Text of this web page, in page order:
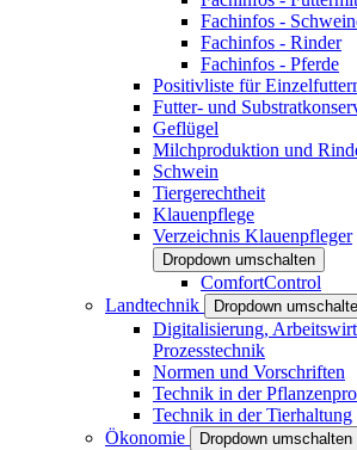
Fachinfos -
Fachinfos - Rinder
Fachinfos - Pferde
Positivliste für
Futter- und
Geflügel
Milchproduktion und
Schwein
Tiergerechtheit
Klauenpflege
Verzeichnis Klauenpfleger
Dropdown umschalten
ComfortControl
Landtechnik
Dropdown
Digitalisierung,
Prozesstechnik
Normen und Vorschriften
Technik in der
Technik in der Tierhaltung
Ökonomie
Dropdown umschalten